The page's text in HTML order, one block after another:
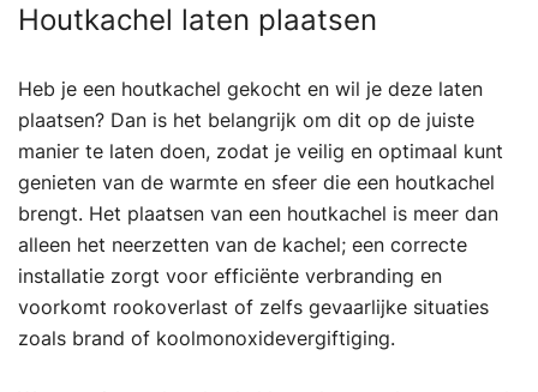
Houtkachel laten plaatsen
Heb je een houtkachel gekocht en wil je deze laten
plaatsen? Dan is het belangrijk om dit op de juiste
manier te laten doen, zodat je veilig en optimaal kunt
genieten van de warmte en sfeer die een houtkachel
brengt. Het plaatsen van een houtkachel is meer dan
alleen het neerzetten van de kachel; een correcte
installatie zorgt voor efficiënte verbranding en
voorkomt rookoverlast of zelfs gevaarlijke situaties
zoals brand of koolmonoxidevergiftiging.